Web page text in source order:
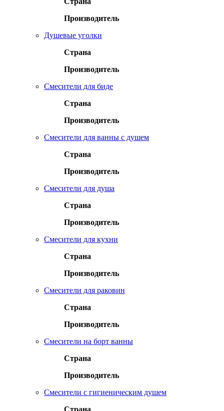
Производитель
Душевые уголки
Страна
Производитель
Смесители для биде
Страна
Производитель
Смесители для ванны с душем
Страна
Производитель
Смесители для душа
Страна
Производитель
Смесители для кухни
Страна
Производитель
Смесители для раковин
Страна
Производитель
Смесители на борт ванны
Страна
Производитель
Смесители с гигиеническим душем
Страна